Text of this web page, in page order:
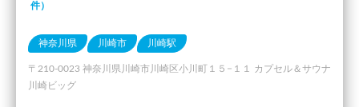
件）
神奈川県 川崎市 川崎駅
〒210-0023 神奈川県川崎市川崎区小川町１５−１１ カプセル＆サウナ
川崎ビッグ